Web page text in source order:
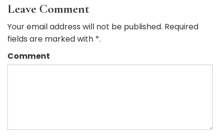
Leave Comment
Your email address will not be published. Required
fields are marked with *.
Comment